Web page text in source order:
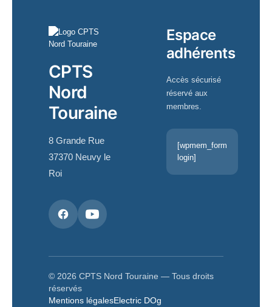
CPTS
Nord
Touraine
8 Grande Rue
37370 Neuvy le
Roi
Espace
adhérents
Accès sécurisé
réservé aux
membres.
[wpmem_form
login]
© 2026 CPTS Nord Touraine — Tous droits
réservés
Mentions légalesElectric DOg